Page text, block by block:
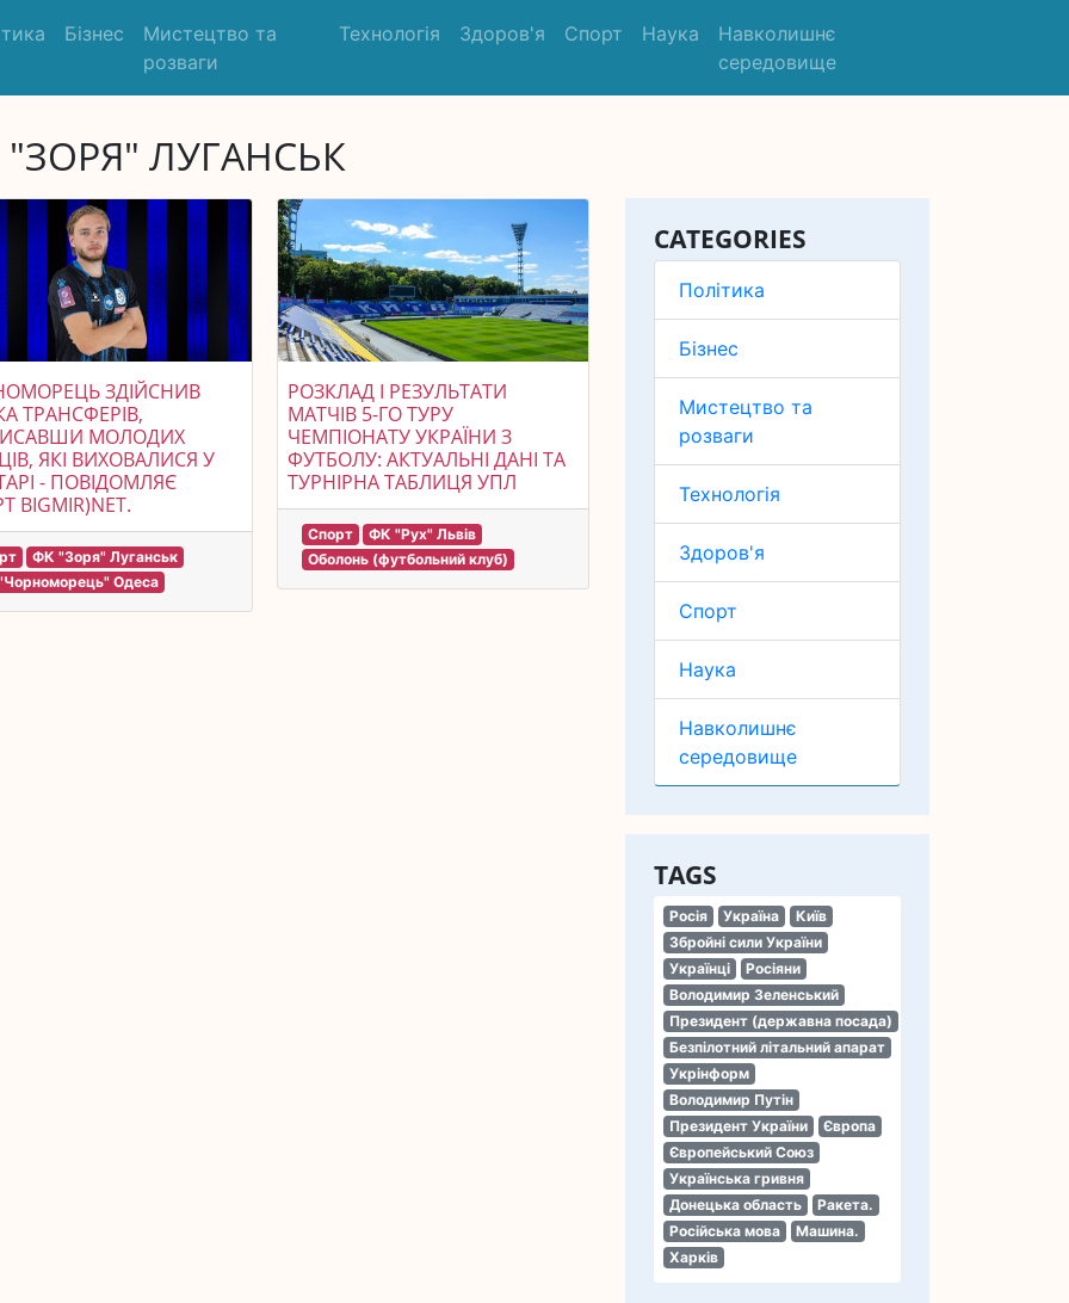
Бізнес
Мистецтво та
розваги
Технологія Здоров'я Спорт Наука
Навколишнє
середовище
ЛУГАНСЬК
CATEGORIES
Політика
Бізнес
Мистецтво та
розваги
Технологія
Здоров'я
Спорт
Наука
Навколишнє
середовище
TAGS
Росія Україна
Київ
Збройні сили України
Українці
Росіяни
Володимир Зеленський
Президент (державна посада)
Безпілотний літальний апарат
Укрінформ
Володимир Путін
Президент України
Європа
Європейський Союз
Українська гривня
Донецька область
Ракета.
Російська мова
Машина.
Харків
ЗДІЙСНИВ
ТРАНСФЕРІВ,
МОЛОДИХ
ЯКІ ВИХОВАЛИСЯ У
- ПОВІДОМЛЯЄ
BIGMIR)NET.
ФК "Зоря" Луганськ
Одеса
РОЗКЛАД І РЕЗУЛЬТАТИ
МАТЧІВ 5-ГО ТУРУ
ЧЕМПІОНАТУ УКРАЇНИ З
ФУТБОЛУ: АКТУАЛЬНІ ДАНІ ТА
ТУРНІРНА ТАБЛИЦЯ УПЛ
Спорт
ФК "Рух" Львів
Оболонь (футбольний клуб)